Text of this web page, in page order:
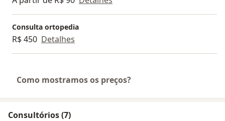
Consulta ortopedia
R$ 450 Detalhes
Como mostramos os preços?
Consultórios (7)